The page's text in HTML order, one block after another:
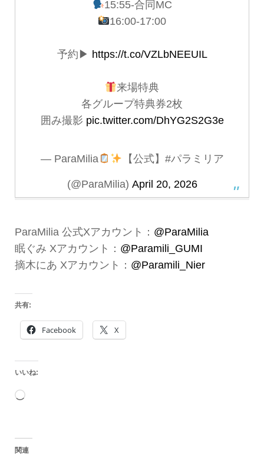
15:55-合同MC
16:00-17:00
予約▶︎ https://t.co/VZLbNEEUIL
来場特典
各グループ特典券2枚
囲み撮影 pic.twitter.com/DhYG2S2G3e
— ParaMilia 【公式】#パラミリア
(@ParaMilia) April 20, 2026
ParaMilia 公式Xアカウント： @ParaMilia
眠ぐみ Xアカウント： @Paramili_GUMI
摘木にあ Xアカウント： @Paramili_Nier
共有:
Facebook X
いいね:
読
込
関連